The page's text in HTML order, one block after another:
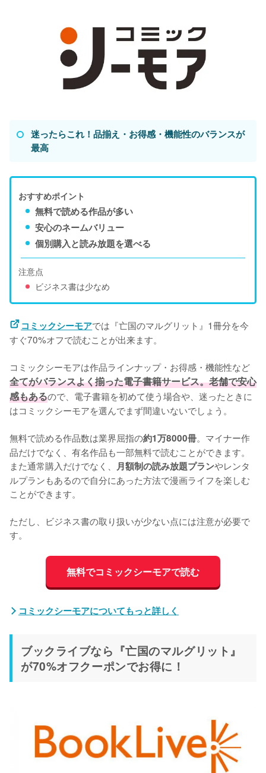
迷ったらこれ！品揃え・お得感・機能性のバランスが
最高
おすすめポイント
無料で読める作品が多い
安心のネームバリュー
個別購入と読み放題を選べる
注意点
ビジネス書は少なめ
コミックシーモアでは『亡国のマルグリット』1冊分を今
すぐ70%オフで読むことが出来ます。
コミックシーモアは作品ラインナップ・お得感・機能性など
全てがバランスよく揃った電子書籍サービス。老舗で安心
感もあるので、電子書籍を初めて使う場合や、迷ったときに
はコミックシーモアを選んでまず間違いないでしょう。
無料で読める作品数は業界屈指の約1万8000冊。マイナー作
品だけでなく、有名作品も一部無料で読むことができます。
また通常購入だけでなく、 月額制の読み放題プランやレンタ
ルプランもあるので自分にあった方法で漫画ライフを楽しむ
ことができます。
ただし、ビジネス書の取り扱いが少ない点には注意が必要で
す。
無料でコミックシーモアで読む
コミックシーモアについてもっと詳しく
ブックライブなら『亡国のマルグリット』
が70%オフクーポンでお得に！